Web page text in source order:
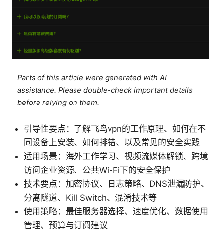
Parts of this article were generated with AI
assistance. Please double-check important details
before relying on them.
引导性要点：了解飞鸟vpn的工作原理、如何在不
同设备上安装、如何排错、以及常见的安全实践
适用场景：海外工作学习、视频流媒体解锁、跨境
访问企业资源、公共Wi-Fi下的安全保护
技术要点：加密协议、日志策略、DNS泄漏防护、
分离隧道、Kill Switch、混淆技术等
使用策略：最佳服务器选择、速度优化、数据使用
管理、预算与订阅建议